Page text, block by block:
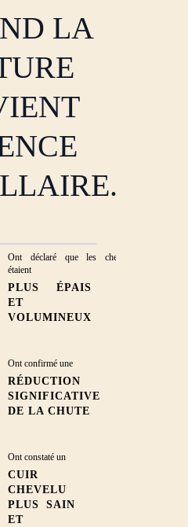
LA
DÉMONTRÉE
FORTS
de moitié.'
Ont déclaré que les cheveux
étaient
PLUS ÉPAIS
ET
VOLUMINEUX
Ont confirmé une
RÉDUCTION
SIGNIFICATIVE
DE LA CHUTE
Ont constaté un
CUIR
CHEVELU
PLUS SAIN
ET